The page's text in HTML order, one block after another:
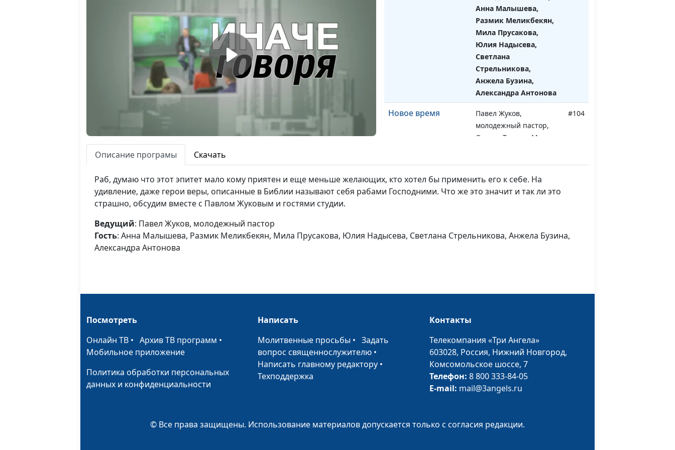
Анна Малышева,
Размик Меликбекян,
Мила Прусакова,
Юлия Надысева,
Светлана
Стрельникова,
Анжела Бузина,
Александра Антонова
Новое время
Павел Жуков,
молодежный пастор,
Оксана Трусюк, Максим
Меликбекян, Мила
Прусакова, Юлия
Надысева, Светлана
Антонова
#104
Надысева, Светлана
Стрельникова
Как было во дни
Павел Жуков,
молодежный пастор,
Оксана Трусюк, Анна
Меликбекян, Мила
Описание програмы Скачать
Раб, думаю что этот эпитет мало кому приятен и еще меньше желающих, кто хотел бы применить его к себе. На
удивление, даже герои веры, описанные в Библии называют себя рабами Господними. Что же это значит и так ли это
страшно, обсудим вместе с Павлом Жуковым и гостями студии.
Ведущий: Павел Жуков, молодежный пастор
Гость: Анна Малышева, Размик Меликбекян, Мила Прусакова, Юлия Надысева, Светлана Стрельникова, Анжела Бузина,
Александра Антонова
Посмотреть
Онлайн ТВ • Архив ТВ программ •
Мобильное приложение
Политика обработки персональных
данных и конфиденциальности
Написать
Молитвенные просьбы •Задать
вопрос священнослужителю •
Написать главному редактору •
Техподдержка
Контакты
Телекомпания «Три Ангела»
603028, Россия, Нижний Новгород,
Комсомольское шоссе, 7
Телефон: 8 800 333-84-05
E-mail: mail@3angels.ru
© Все права защищены. Использование материалов допускается только с согласия редакции.